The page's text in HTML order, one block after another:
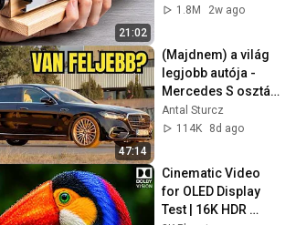
21:02
Engineers Don’t
1.8M
2w ago
47:14
(Majdnem) a világ
legjobb autója -
Mercedes S osztály
2026 gigateszt
Antal Sturcz
114K
8d ago
Cinematic Video
for OLED Display
Test | 16K HDR